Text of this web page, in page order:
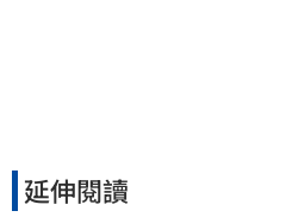
延伸閱讀